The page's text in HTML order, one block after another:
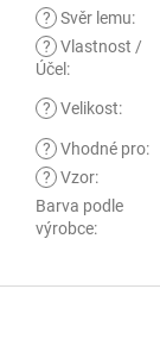
? Svěr lemu:
? Vlastnost /
Účel :
? Velikost:
? Vhodné pro:
? Vzor:
Barva podle
výrobce: